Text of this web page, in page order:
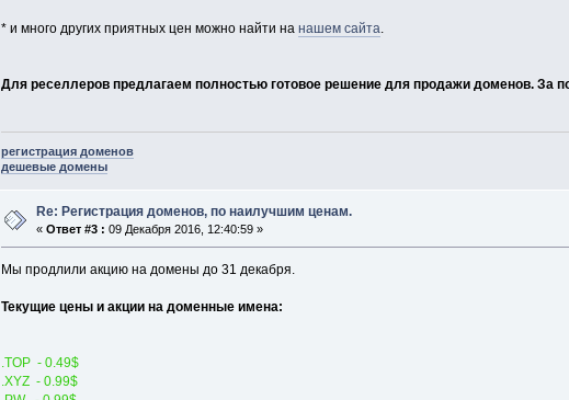
* и много других приятных цен можно найти на нашем сайта.
Для реселлеров предлагаем полностью готовое решение для продажи доменов. За
регистрация доменов
дешевые домены
Re: Регистрация доменов, по наилучшим ценам.
«Ответ #3 : 09 Декабря 2016, 12:40:59 »
Мы продлили акцию на домены до 31 декабря.
Текущие цены и акции на доменные имена:
.TOP - 0.49$
.XYZ - 0.99$